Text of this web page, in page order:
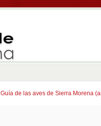
Guía de las aves de Sierra Morena